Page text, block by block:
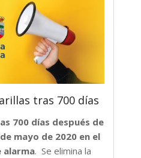
tras 700 días
700 días después de
mayo de 2020 en el
alarma. Se elimina la